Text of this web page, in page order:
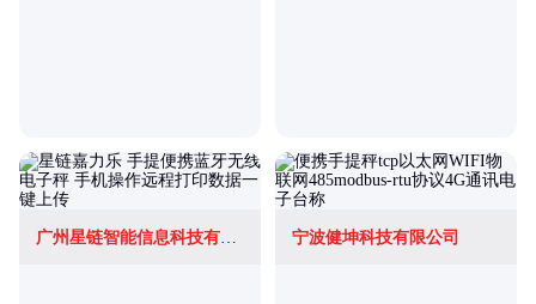
广州星链智能信息科技有限公司 宁波健坤科技有限公司